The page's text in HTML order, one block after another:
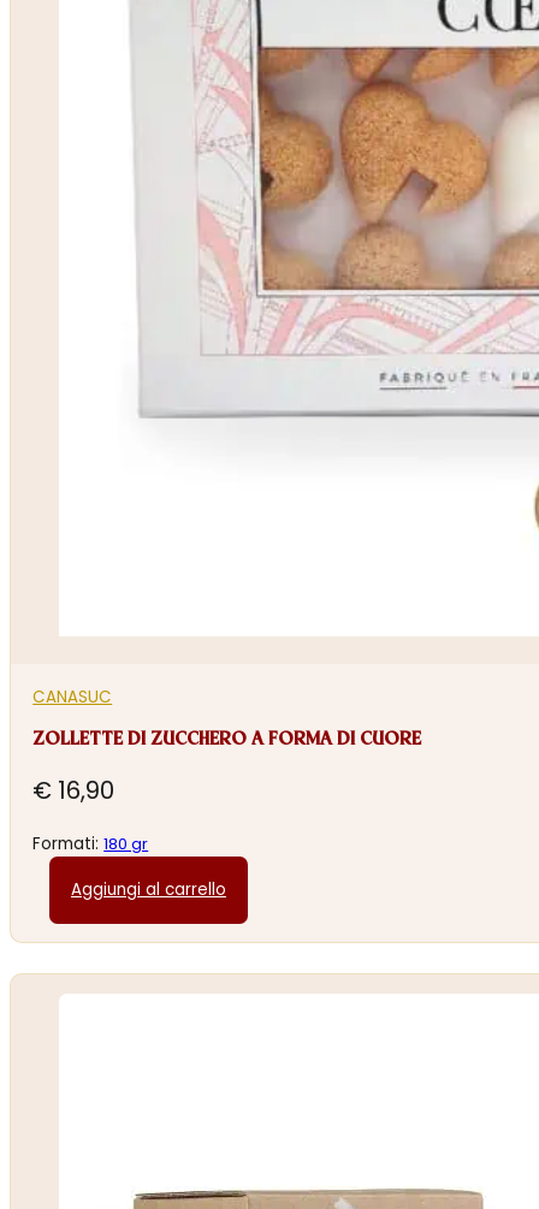
CANASUC
ZOLLETTE DI ZUCCHERO A FORMA DI CUORE
€ 16,90
Formati:180 gr
Aggiungi al carrello